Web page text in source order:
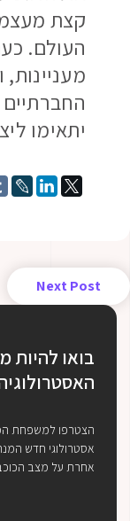
קצת
העולם.
יתאימו
Next Post
בואו להיות
הצטרפו למשפחת
אסטרולוגי חדש
אחרת על מצב